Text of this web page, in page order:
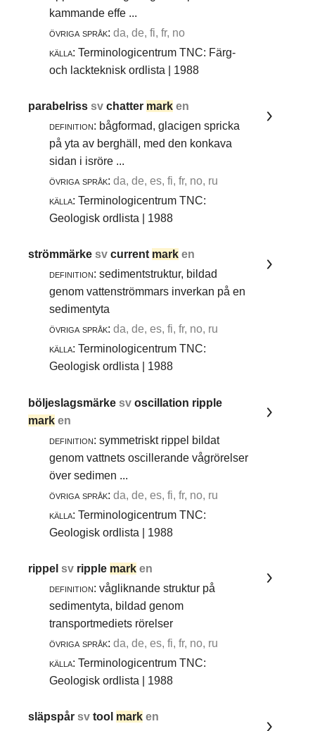
kammande effe ...
övriga språk: da, de, fi, fr, no
källa: Terminologicentrum TNC: Färg-
och lackteknisk ordlista | 1988
parabelrisssvchatter mark en
definition: bågformad, glacigen spricka
på yta av berghäll, med den konkava
sidan i isröre ...
övriga språk: da, de, es, fi, fr, no, ru
källa: Terminologicentrum TNC:
Geologisk ordlista | 1988
strömmärkesvcurrent mark en
definition: sedimentstruktur, bildad
genom vattenströmmars inverkan på en
sedimentyta
övriga språk: da, de, es, fi, fr, no, ru
källa: Terminologicentrum TNC:
Geologisk ordlista | 1988
böljeslagsmärkesvoscillation ripple
mark en
definition: symmetriskt rippel bildat
genom vattnets oscillerande vågrörelser
över sedimen ...
övriga språk: da, de, es, fi, fr, no, ru
källa: Terminologicentrum TNC:
Geologisk ordlista | 1988
rippelsv ripple mark en
definition: vågliknande struktur på
sedimentyta, bildad genom
transportmediets rörelser
övriga språk: da, de, es, fi, fr, no, ru
källa: Terminologicentrum TNC:
Geologisk ordlista | 1988
släpspårsvtool mark en